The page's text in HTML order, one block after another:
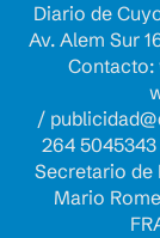
Diario de
Av. Alem Sur
Contacto:
/
264
Secretario de
Mario